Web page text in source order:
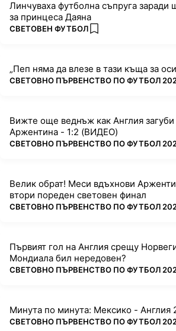
Линчуваха футболна съпруга заради
за принцеса Даяна
ПОВЕЧЕ ОТ
СВЕТОВЕН ФУТБОЛ add favorites
„Пеп няма да влезе в тази къща за
ПОВЕЧЕ ОТ
СВЕТОВНО ПЪРВЕНСТВО ПО ФУТБОЛ
Вижте още веднъж как Англия загуби
Аржентина - 1:2 (ВИДЕО)
ПОВЕЧЕ ОТ
СВЕТОВНО ПЪРВЕНСТВО ПО ФУТБОЛ
Велик обрат! Меси вдъхнови
втори пореден световен финал
ПОВЕЧЕ ОТ
СВЕТОВНО ПЪРВЕНСТВО ПО ФУТБОЛ
Първият гол на Англия срещу
Мондиала бил нередовен?
ПОВЕЧЕ ОТ
СВЕТОВНО ПЪРВЕНСТВО ПО ФУТБОЛ
ПОВЕЧЕ ОТ
СВЕТОВНО ПЪРВЕНСТВО ПО ФУТБОЛ